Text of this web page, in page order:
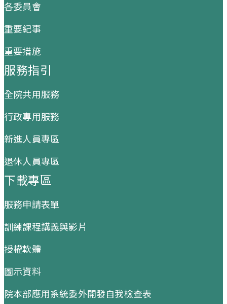
各委員會
重要紀事
重要措施
服務指引
全院共用服務
行政專用服務
新進人員專區
退休人員專區
下載專區
服務申請表單
訓練課程講義與影片
授權軟體
圖示資料
院本部應用系統委外開發自我檢查表